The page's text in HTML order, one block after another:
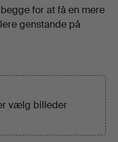
for at få en mere
genstande på
vælg billeder